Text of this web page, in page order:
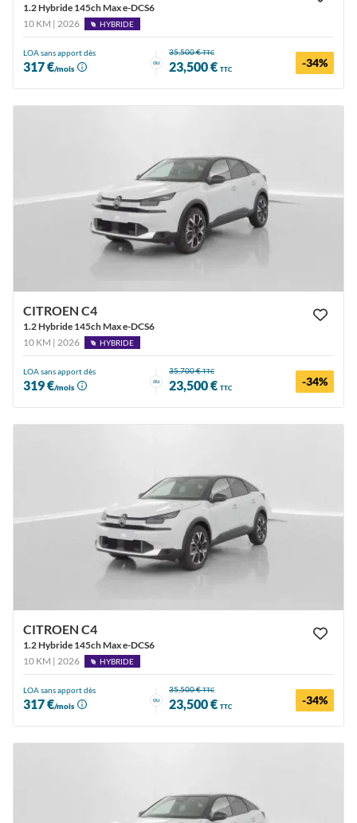
1.2 Hybride 145ch Max e-DCS6
10 KM | 2026
HYBRIDE
LOA sans apport dès
317 €/mois
ou
35,500 €TTC
23,500 € TTC -34%
CITROEN C4
1.2 Hybride 145ch Max e-DCS6
10 KM | 2026
HYBRIDE
LOA sans apport dès
319 €/mois
ou
35,700 €TTC
23,500 € TTC -34%
CITROEN C4
1.2 Hybride 145ch Max e-DCS6
10 KM | 2026
HYBRIDE
LOA sans apport dès
317 €/mois
ou
35,500 €TTC
23,500 € TTC -34%